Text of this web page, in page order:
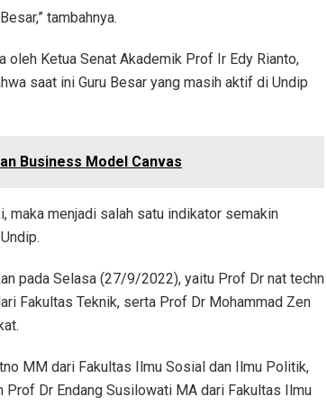
tambahnya.
oleh Ketua Senat Akademik Prof Ir Edy Rianto,
saat ini Guru Besar yang masih aktif di Undip
Business Model Canvas
maka menjadi salah satu indikator semakin
pada Selasa (27/9/2022), yaitu Prof Dr nat techn
Fakultas Teknik, serta Prof Dr Mohammad Zen
MM dari Fakultas Ilmu Sosial dan Ilmu Politik,
Prof Dr Endang Susilowati MA dari Fakultas Ilmu